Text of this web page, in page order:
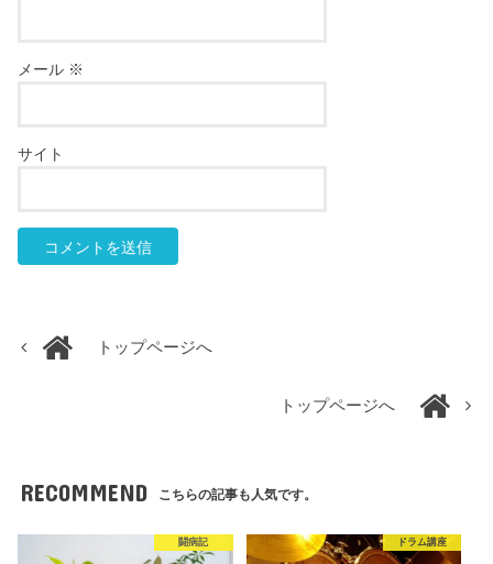
メール ※
サイト
トップページへ
トップページへ
RECOMMEND こちらの記事も人気です。
闘病記 ドラム講座